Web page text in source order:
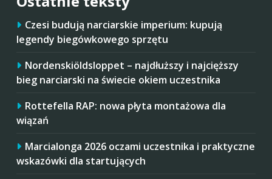
Czesi budują narciarskie imperium: kupują
legendy biegówkowego sprzętu
Nordenskiöldsloppet – najdłuższy i najcięższy
bieg narciarski na świecie okiem uczestnika
Rottefella RAP: nowa płyta montażowa dla
wiązań
Marcialonga 2026 oczami uczestnika i praktyczne
wskazówki dla startujących